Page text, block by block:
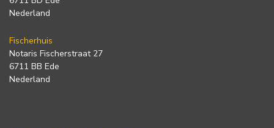
Nederland
Fischerhuis
Notaris Fischerstraat 27
6711 BB Ede
Nederland